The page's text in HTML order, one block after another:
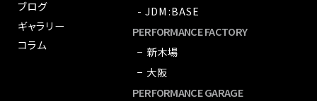
ブログ
ギャラリー
コラム
- JDM:BASE
PERFORMANCE FACTORY
− 新木場
− 大阪
PERFORMANCE GARAGE